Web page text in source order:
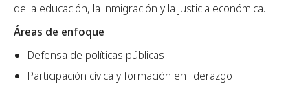
de la educación, la inmigración y la justicia económica.
Áreas de enfoque
Defensa de políticas públicas
Participación cívica y formación en liderazgo